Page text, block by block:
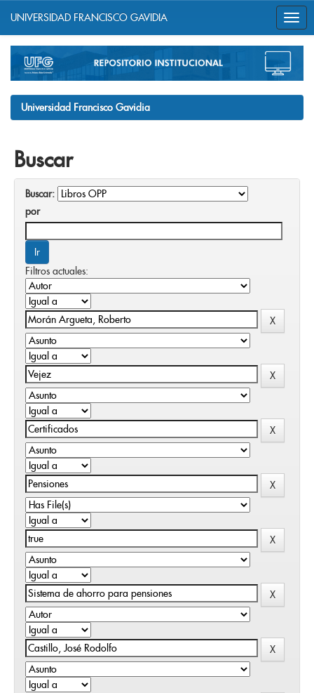
navigation
UNIVERSIDAD FRANCISCO GAVIDIA
Universidad Francisco Gavidia
Buscar
Buscar:
por
Filtros actuales: